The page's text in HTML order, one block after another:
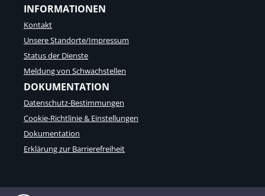
INFORMATIONEN
Kontakt
Unsere Standorte/Impressum
Status der Dienste
Meldung von Schwachstellen
DOKUMENTATION
Datenschutz-Bestimmungen
Cookie-Richtlinie & Einstellungen
Dokumentation
Erklärung zur Barrierefreiheit